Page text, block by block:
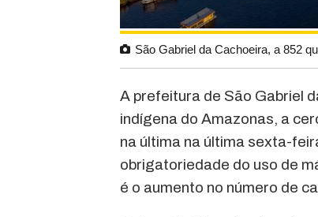
São Gabriel da Cachoeira, a 852
A prefeitura de São Gabriel
indígena do Amazonas, a
na última na última sexta-
obrigatoriedade do uso de
é o aumento no número de